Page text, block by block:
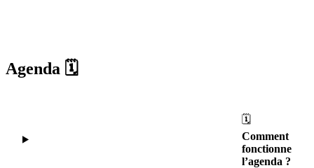
Agenda 🗓
🗓
Comment
fonctionne
l’agenda ?